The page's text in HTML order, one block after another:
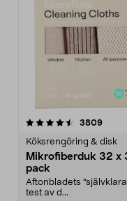
3809
Köksrengöring & disk
Mikrofiberduk 32 x
pack
Aftonbladets "självklara
test av d...
4.0av 5 stjärnor